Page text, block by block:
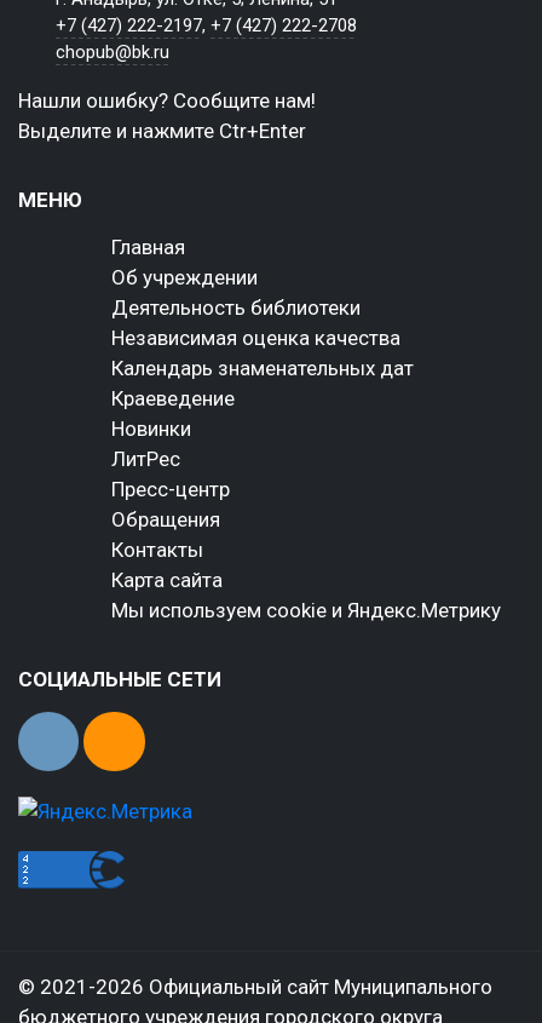
+7 (427) 222-2197,+7 (427) 222-2708
chopub@bk.ru
Нашли ошибку? Сообщите нам!
Выделите и нажмите Ctr+Enter
МЕНЮ
Главная
Об учреждении
Деятельность библиотеки
Независимая оценка качества
Календарь знаменательных дат
Краеведение
Новинки
ЛитРес
Пресс-центр
Обращения
Контакты
Карта сайта
Мы используем cookie и Яндекс.Метрику
СОЦИАЛЬНЫЕ СЕТИ
© 2021-2026 Официальный сайт Муниципального
бюджетного учреждения городского округа